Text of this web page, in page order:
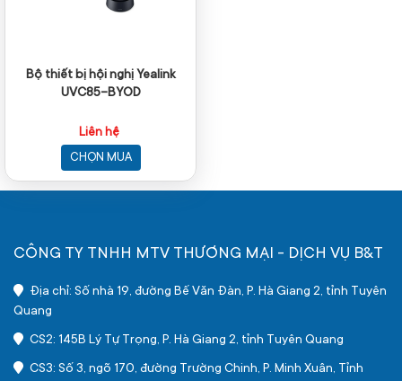
Bộ thiết bị hội nghị Yealink
UVC85-BYOD
Liên hệ
CHỌN MUA
CÔNG TY TNHH MTV THƯƠNG MẠI - DỊCH VỤ B&T
Địa chỉ: Số nhà 19, đường Bế Văn Đàn, P. Hà Giang 2, tỉnh Tuyên
Quang
CS2: 145B Lý Tự Trọng, P. Hà Giang 2, tỉnh Tuyên Quang
CS3: Số 3, ngõ 170, đường Trường Chinh, P. Minh Xuân, Tỉnh